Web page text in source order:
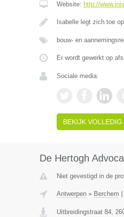
Website: http://
Isabelle legt zich toe
bouw- en
Er wordt gewerkt op
Sociale media:
BEKIJK VOLLEDIG
De Hertogh
Niet gevestigd in de
Antwerpen» Berchem
Uitbreidingstraat 84,